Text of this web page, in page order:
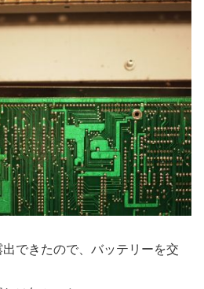
できたので、バッテリーを交